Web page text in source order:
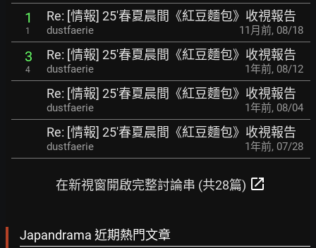
1
1
Re: [情報] 25'春夏晨間《紅豆麵包》收視報告
dustfaerie 11月前, 08/18
3
4
Re: [情報] 25'春夏晨間《紅豆麵包》收視報告
dustfaerie 1年前, 08/12
Re: [情報] 25'春夏晨間《紅豆麵包》收視報告
dustfaerie 1年前, 08/04
Re: [情報] 25'春夏晨間《紅豆麵包》收視報告
dustfaerie 1年前, 07/28
在新視窗開啟完整討論串 (共28篇) open_in_new
Japandrama 近期熱門文章